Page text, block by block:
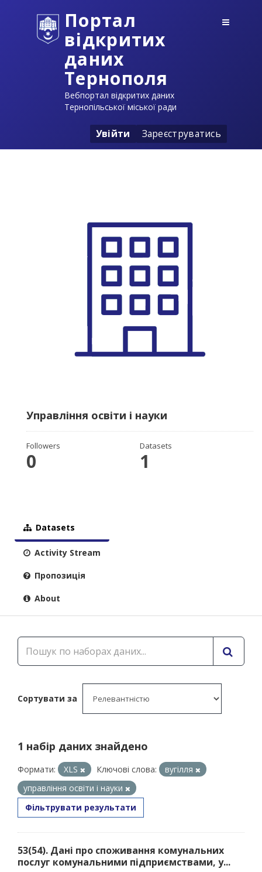
Портал
відкритих
даних
Тернополя
Вебпортал відкритих даних
Тернопільської міської ради
Увійти Зареєструватись
Управління освіти і науки
Followers
0
Datasets
1
Datasets
Activity Stream
Пропозиція
About
Сортувати за
1 набір даних знайдено
Формати: XLS Ключові слова:
вугілля
управління освіти і науки
Фільтрувати результати
53(54). Дані про споживання комунальних
послуг комунальними підприємствами, у...